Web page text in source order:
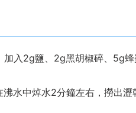
入2g鹽、2g黑胡椒碎、5g
水中焯水2分鐘左右，撈出